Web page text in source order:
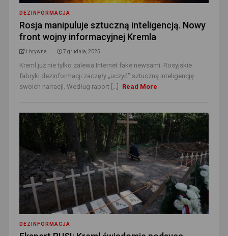
DEZINFORMACJA
Rosja manipuluje sztuczną inteligencją. Nowy
front wojny informacyjnej Kremla
i.hrywna 7 grudnia, 2025
Kreml już nie tylko zalewa Internet fake newsami. Rosyjskie
fabryki dezinformacji zaczęły „uczyć” sztuczną inteligencję
swoich narracji. Według raport [...]
Read More
DEZINFORMACJA